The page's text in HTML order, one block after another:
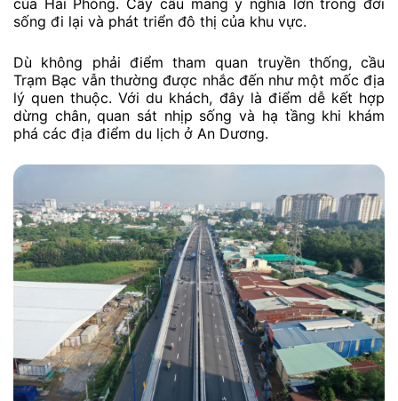
của Hải Phòng. Cây cầu mang ý nghĩa lớn trong đời
sống đi lại và phát triển đô thị của khu vực.
Dù không phải điểm tham quan truyền thống, cầu
Trạm Bạc vẫn thường được nhắc đến như một mốc địa
lý quen thuộc. Với du khách, đây là điểm dễ kết hợp
dừng chân, quan sát nhịp sống và hạ tầng khi khám
phá các địa điểm du lịch ở An Dương.